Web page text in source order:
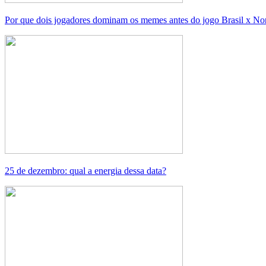
Por que dois jogadores dominam os memes antes do jogo Brasil x
25 de dezembro: qual a energia dessa data?